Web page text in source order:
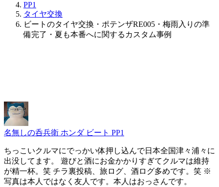
PP1
タイヤ交換
ビートのタイヤ交換・ポテンザRE005・梅雨入りの準
備完了・夏も本番へに関するカスタム事例
名無しの呑兵衛 ホンダ ビート PP1
ちっこいクルマにでっかい体押し込んで日本全国津々浦々に
出没してます。 遊びと酒にお金かかりすぎてクルマは維持
が精一杯。笑 チラ裏投稿、旅ログ、酒ログ多めです。笑 ※
写真は本人ではなく友人です。本人はおっさんです。